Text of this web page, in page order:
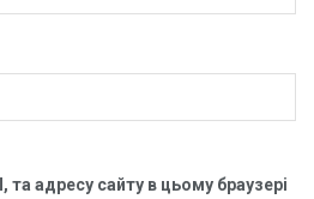
адресу сайту в цьому браузері